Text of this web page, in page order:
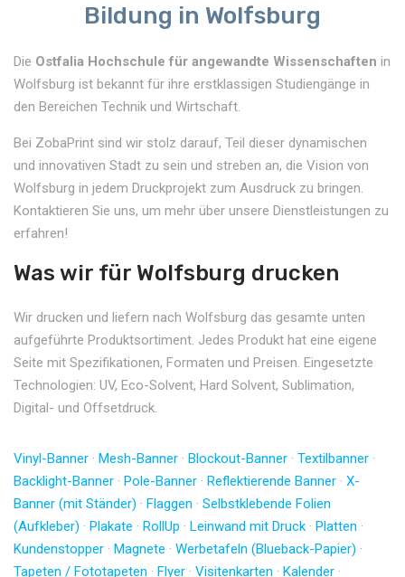
Bildung in Wolfsburg
Die Ostfalia Hochschule für angewandte Wissenschaften in
Wolfsburg ist bekannt für ihre erstklassigen Studiengänge in
den Bereichen Technik und Wirtschaft.
Bei ZobaPrint sind wir stolz darauf, Teil dieser dynamischen
und innovativen Stadt zu sein und streben an, die Vision von
Wolfsburg in jedem Druckprojekt zum Ausdruck zu bringen.
Kontaktieren Sie uns, um mehr über unsere Dienstleistungen zu
erfahren!
Was wir für Wolfsburg drucken
Wir drucken und liefern nach Wolfsburg das gesamte unten
aufgeführte Produktsortiment. Jedes Produkt hat eine eigene
Seite mit Spezifikationen, Formaten und Preisen. Eingesetzte
Technologien: UV, Eco-Solvent, Hard Solvent, Sublimation,
Digital- und Offsetdruck.
Vinyl-Banner · Mesh-Banner · Blockout-Banner · Textilbanner ·
Backlight-Banner · Pole-Banner · Reflektierende Banner · X-
Banner (mit Ständer) · Flaggen · Selbstklebende Folien
(Aufkleber) · Plakate · RollUp · Leinwand mit Druck · Platten ·
Kundenstopper · Magnete · Werbetafeln (Blueback-Papier) ·
Tapeten / Fototapeten · Flyer · Visitenkarten · Kalender ·